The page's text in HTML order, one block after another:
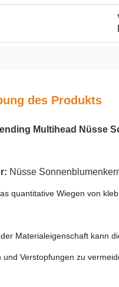
des Produkts
Multihead Nüsse
Nüsse
quantitative Wiegen von
Materialeigenschaft kann
Verstopfungen zu